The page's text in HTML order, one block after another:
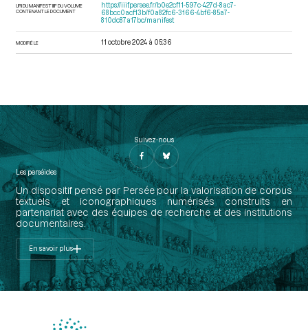
URI DU MANIFEST IIIF DU VOLUME
CONTENANT LE DOCUMENT
https://iiif.persee.fr/b0e2cf11-597c-427d-8ac7-
68bcc0acf13b/f0a82fc6-3166-4bf6-85a7-
810dc87a17bc/manifest
MODIFIÉ LE 11 octobre 2024 à 05:36
Suivez-nous
Les perséides
Un dispositif pensé par Persée pour la valorisation de corpus
textuels et iconographiques numérisés construits en
partenariat avec des équipes de recherche et des institutions
documentaires.
En savoir plus